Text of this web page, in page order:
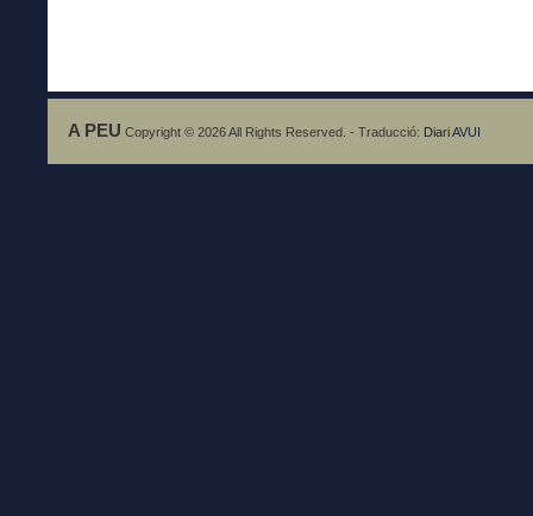
A PEU Copyright © 2026 All Rights Reserved. - Traducció: Diari AVUI